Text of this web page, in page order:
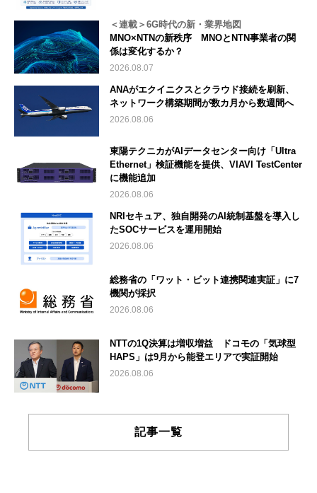
＜連載＞6G時代の新・業界地図
MNO×NTNの新秩序 MNOとNTN事業者の関
係は変化するか？
2026.08.07
ANAがエクイニクスとクラウド接続を刷新、
ネットワーク構築期間が数カ月から数週間へ
2026.08.06
東陽テクニカがAIデータセンター向け「Ultra
Ethernet」検証機能を提供、VIAVI TestCenter
に機能追加
2026.08.06
NRIセキュア、独自開発のAI統制基盤を導入し
たSOCサービスを運用開始
2026.08.06
総務省の「ワット・ビット連携関連実証」に7
機関が採択
2026.08.06
NTTの1Q決算は増収増益 ドコモの「気球型
HAPS」は9月から能登エリアで実証開始
2026.08.06
記事一覧